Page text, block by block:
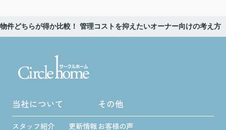
件どちらが得か比較！ 管理コストを抑えたいオーナー向けの考え方
当社について
スタッフ紹介 更新情報
その他
お客様の声